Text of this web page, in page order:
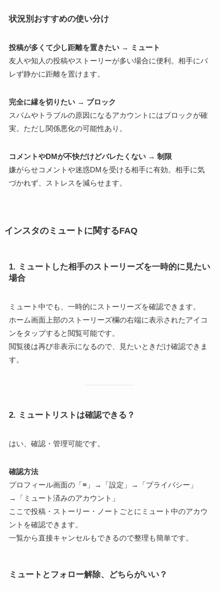
状況別おすすめの使い分け
投稿が多くて少し距離を置きたい → ミュート
友人や知人の投稿やストーリーが多い場合に便利。相手にバ
レず静かに距離を置けます。
完全に縁を切りたい → ブロック
スパムやトラブルの原因になるアカウントにはブロックが確
実。ただし関係悪化の可能性あり。
コメントやDMが不快だけどバレたくない → 制限
嫌がらせコメントや迷惑DMを受ける相手に有効。相手に気
づかれず、ストレスを減らせます。
インスタのミュートに関するFAQ
1. ミュートした相手のストーリーズを一時的に見たい
場合
ミュート中でも、一時的にストーリーズを確認できます。
ホーム画面上部のストーリーズ欄の右端に表示されたアイコ
ンをタップすると閲覧可能です。
閲覧後は再び非表示になるので、見たいときだけ確認できま
す。
2. ミュートリストは確認できる？
はい、確認・管理可能です。
確認方法
プロフィール画面の「≡」→「設定」→「プライバシー」
→「ミュート済みのアカウント」
ここで投稿・ストーリー・ノートごとにミュート中のアカウ
ントを確認できます。
一覧から直接キャンセルもできるので整理も簡単です。
ミュートとフォロー解除、どちらがいい？